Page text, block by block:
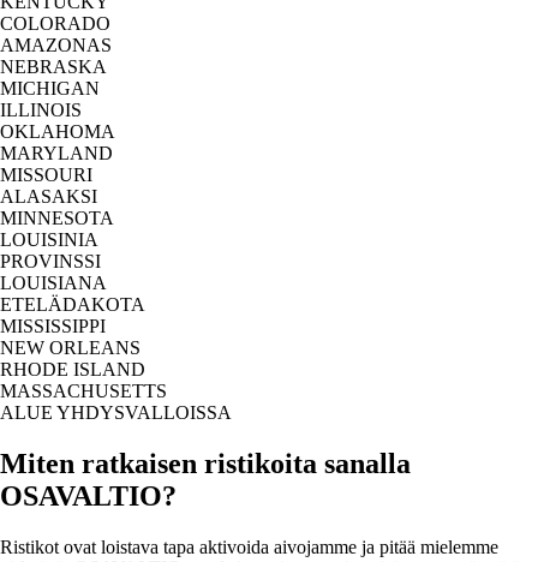
COLORADO
AMAZONAS
NEBRASKA
MICHIGAN
ILLINOIS
OKLAHOMA
MARYLAND
MISSOURI
ALASAKSI
MINNESOTA
LOUISINIA
PROVINSSI
LOUISIANA
ETELÄDAKOTA
MISSISSIPPI
NEW ORLEANS
RHODE ISLAND
MASSACHUSETTS
ALUE YHDYSVALLOISSA
Miten ratkaisen ristikoita sanalla
OSAVALTIO?
Ristikot ovat loistava tapa aktivoida aivojamme ja pitää mielemme